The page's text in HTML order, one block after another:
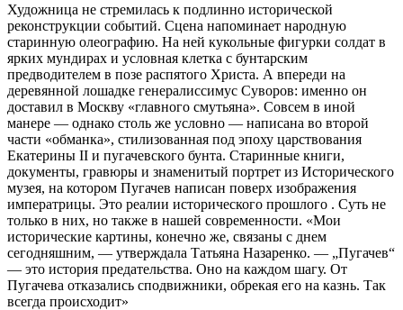
Художница не стремилась к подлинно исторической
реконструкции событий. Сцена напоминает народную
старинную олеографию. На ней кукольные фигурки солдат в
ярких мундирах и условная клетка с бунтарским
предводителем в позе распятого Христа. А впереди на
деревянной лошадке генералиссимус Суворов: именно он
доставил в Москву «главного смутьяна». Совсем в иной
манере — однако столь же условно — написана во второй
части «обманка», стилизованная под эпоху царствования
Екатерины II и пугачевского бунта. Старинные книги,
документы, гравюры и знаменитый портрет из Исторического
музея, на котором Пугачев написан поверх изображения
императрицы. Это реалии исторического прошлого . Суть не
только в них, но также в нашей современности. «Мои
исторические картины, конечно же, связаны с днем
сегодняшним, — утверждала Татьяна Назаренко. — „Пугачев“
— это история предательства. Оно на каждом шагу. От
Пугачева отказались сподвижники, обрекая его на казнь. Так
всегда происходит»